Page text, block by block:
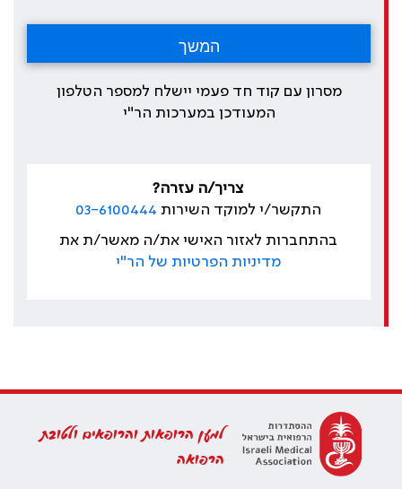
מסרון עם קוד חד פעמי יישלח למספר הטלפון
המעודכן במערכות הר"י
צריך/ה עזרה?
התקשר/י למוקד השירות 03-6100444
בהתחברות לאזור האישי את/ה מאשר/ת את
מדיניות הפרטיות של הר"י
למען הרופאות והרופאים ולטובת
הרפואה